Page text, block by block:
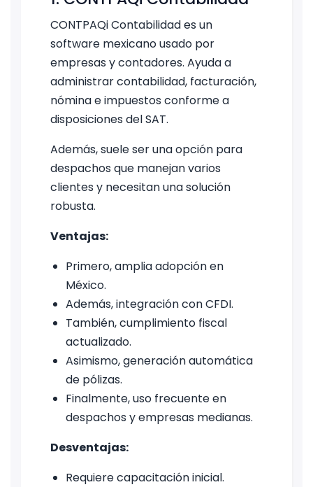
CONTPAQi Contabilidad es un
software mexicano usado por
empresas y contadores. Ayuda a
administrar contabilidad, facturación,
nómina e impuestos conforme a
disposiciones del SAT.
Además, suele ser una opción para
despachos que manejan varios
clientes y necesitan una solución
robusta.
Ventajas:
Primero, amplia adopción en
México.
Además, integración con CFDI.
También, cumplimiento fiscal
actualizado.
Asimismo, generación automática
de pólizas.
Finalmente, uso frecuente en
despachos y empresas medianas.
Desventajas:
Requiere capacitación inicial.